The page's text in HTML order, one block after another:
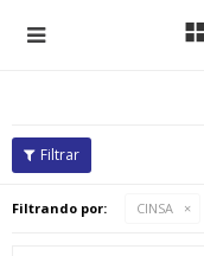

Filtrando por: CINSA